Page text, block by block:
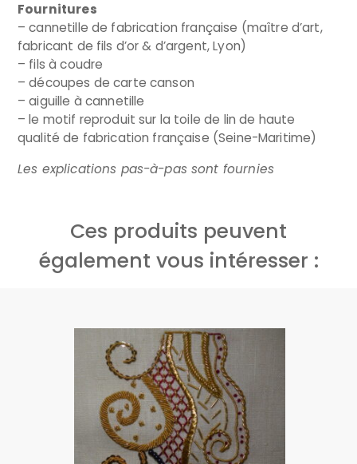
Fournitures
– cannetille de fabrication française (maître d’art,
fabricant de fils d’or & d’argent, Lyon)
– fils à coudre
– découpes de carte canson
– aiguille à cannetille
– le motif reproduit sur la toile de lin de haute
qualité de fabrication française (Seine-Maritime)
Les explications pas-à-pas sont fournies
Ces produits peuvent
également vous intéresser :